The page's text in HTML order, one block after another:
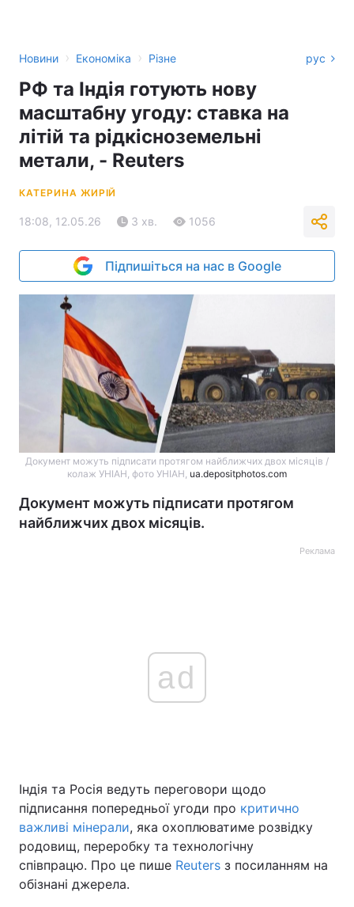
Новини › Економіка › Різне рус
РФ та Індія готують нову
масштабну угоду: ставка на
літій та рідкісноземельні
метали, - Reuters
КАТЕРИНА ЖИРІЙ
18:08, 12.05.26 3 хв. 1056
Підпишіться на нас в Google
Документ можуть підписати протягом найближчих двох місяців /
колаж УНІАН, фото УНІАН, ua.depositphotos.com
Документ можуть підписати протягом
найближчих двох місяців.
Реклама
ad
Індія та Росія ведуть переговори щодо
підписання попередньої угоди про критично
важливі мінерали, яка охоплюватиме розвідку
родовищ, переробку та технологічну
співпрацю. Про це пише Reuters з посиланням на
обізнані джерела.